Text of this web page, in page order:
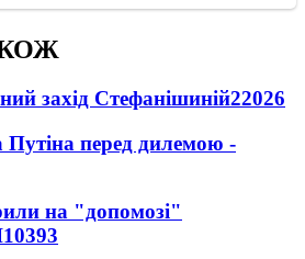
захід Стефанішиній22026
Путіна перед дилемою -
на "допомозі"
10393